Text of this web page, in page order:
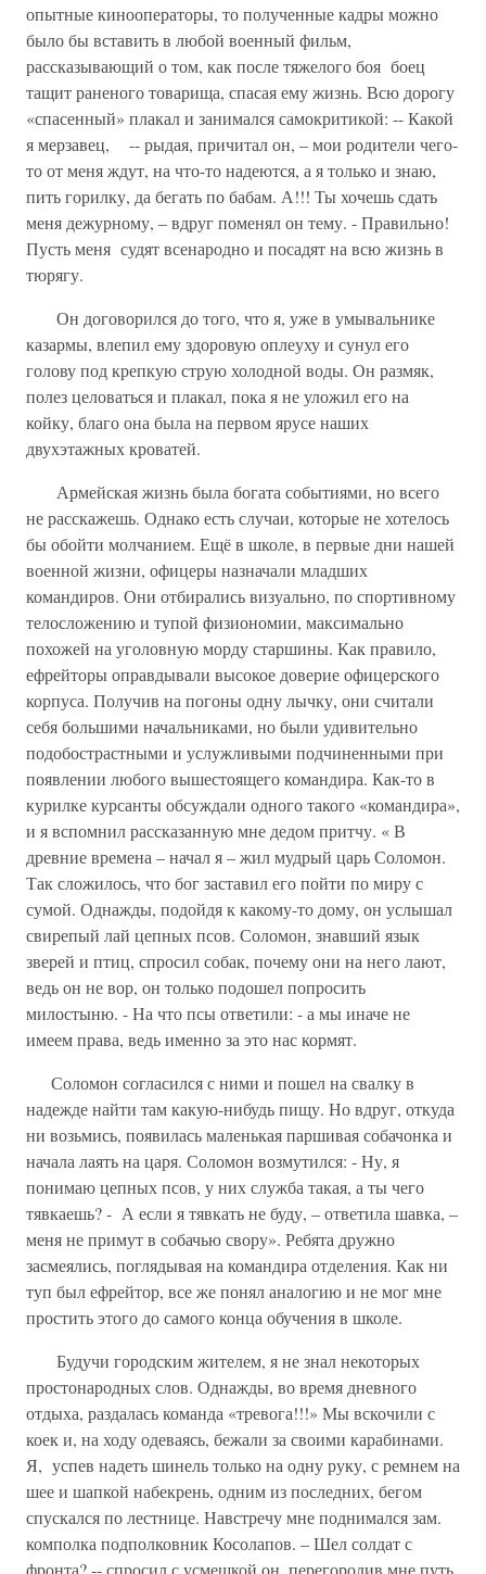
опытные кинооператоры, то полученные кадры можно
было бы вставить в любой военный фильм,
рассказывающий о том, как после тяжелого боя боец
тащит раненого товарища, спасая ему жизнь. Всю дорогу
«спасенный» плакал и занимался самокритикой: -- Какой
я мерзавец, -- рыдая, причитал он, – мои родители чего-
то от меня ждут, на что-то надеются, а я только и знаю,
пить горилку, да бегать по бабам. А!!! Ты хочешь сдать
меня дежурному, – вдруг поменял он тему. - Правильно!
Пусть меня судят всенародно и посадят на всю жизнь в
тюрягу.
Он договорился до того, что я, уже в умывальнике
казармы, влепил ему здоровую оплеуху и сунул его
голову под крепкую струю холодной воды. Он размяк,
полез целоваться и плакал, пока я не уложил его на
койку, благо она была на первом ярусе наших
двухэтажных кроватей.
Армейская жизнь была богата событиями, но всего
не расскажешь. Однако есть случаи, которые не хотелось
бы обойти молчанием. Ещё в школе, в первые дни нашей
военной жизни, офицеры назначали младших
командиров. Они отбирались визуально, по спортивному
телосложению и тупой физиономии, максимально
похожей на уголовную морду старшины. Как правило,
ефрейторы оправдывали высокое доверие офицерского
корпуса. Получив на погоны одну лычку, они считали
себя большими начальниками, но были удивительно
подобострастными и услужливыми подчиненными при
появлении любого вышестоящего командира. Как-то в
курилке курсанты обсуждали одного такого «командира»,
и я вспомнил рассказанную мне дедом притчу. « В
древние времена – начал я – жил мудрый царь Соломон.
Так сложилось, что бог заставил его пойти по миру с
сумой. Однажды, подойдя к какому-то дому, он услышал
свирепый лай цепных псов. Соломон, знавший язык
зверей и птиц, спросил собак, почему они на него лают,
ведь он не вор, он только подошел попросить
милостыню. - На что псы ответили: - а мы иначе не
имеем права, ведь именно за это нас кормят.
Соломон согласился с ними и пошел на свалку в
надежде найти там какую-нибудь пищу. Но вдруг, откуда
ни возьмись, появилась маленькая паршивая собачонка и
начала лаять на царя. Соломон возмутился: - Ну, я
понимаю цепных псов, у них служба такая, а ты чего
тявкаешь? - А если я тявкать не буду, – ответила шавка, –
меня не примут в собачью свору». Ребята дружно
засмеялись, поглядывая на командира отделения. Как ни
туп был ефрейтор, все же понял аналогию и не мог мне
простить этого до самого конца обучения в школе.
Будучи городским жителем, я не знал некоторых
простонародных слов. Однажды, во время дневного
отдыха, раздалась команда «тревога!!!» Мы вскочили с
коек и, на ходу одеваясь, бежали за своими карабинами.
Я, успев надеть шинель только на одну руку, с ремнем на
шее и шапкой набекрень, одним из последних, бегом
спускался по лестнице. Навстречу мне поднимался зам.
комполка подполковник Косолапов. – Шел солдат с
фронта? -- спросил с усмешкой он, перегородив мне путь.